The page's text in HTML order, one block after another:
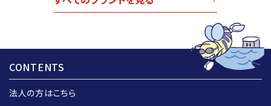
CONTENTS
法人の方はこちら